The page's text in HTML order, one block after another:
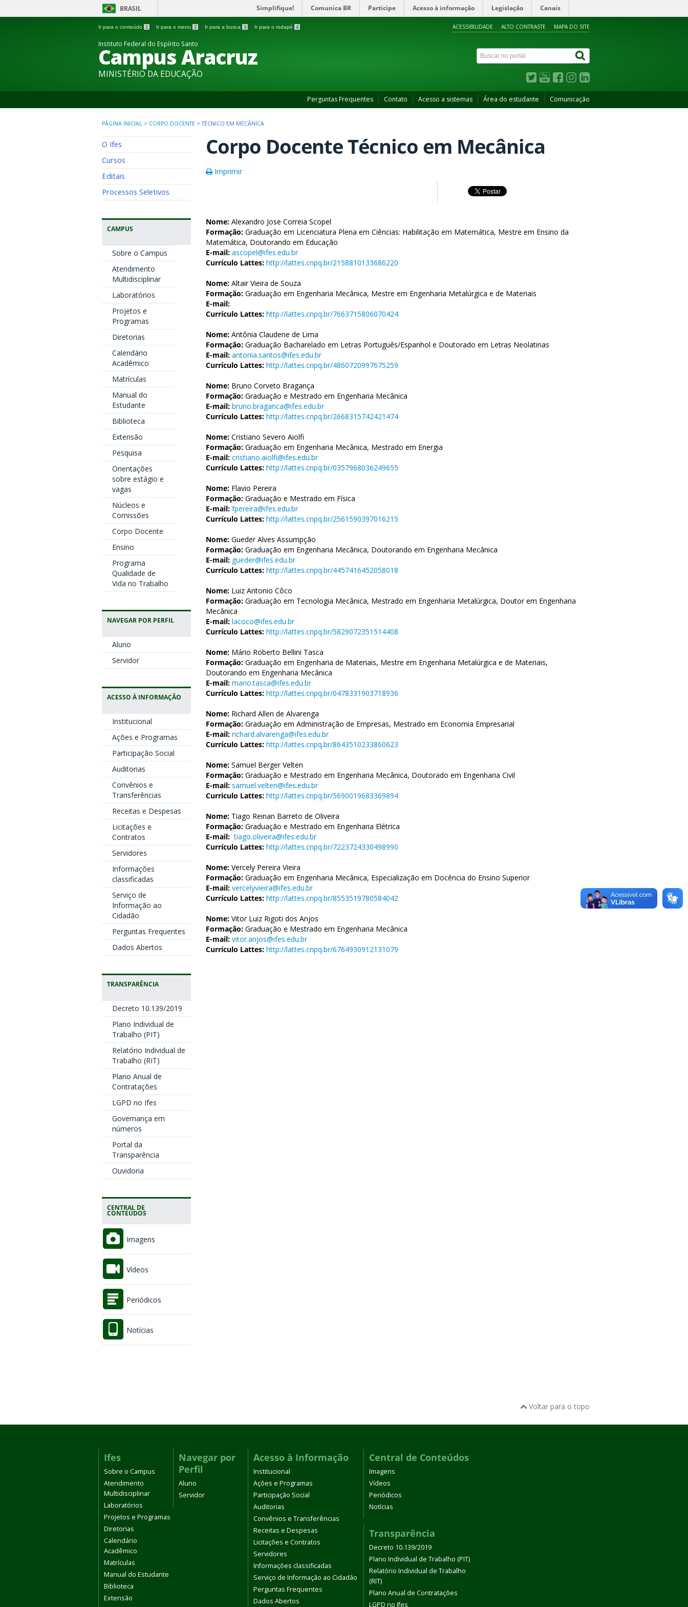
BRASIL Simplifique! Comunica BR Participe Acesso à informação Legislação Canais
Ir para o conteúdo 1 Ir para o menu 2 Ir para a busca 3 Ir para o rodapé 4 ACESSIBILIDADE ALTO CONTRASTE MAPA DO SITE
Instituto Federal do Espírito Santo
Campus Aracruz
MINISTÉRIO DA EDUCAÇÃO
Perguntas Frequentes Contato Acesso a sistemas Área do estudante Comunicação
PÁGINA INICIAL > CORPO DOCENTE >TÉCNICO EM MECÂNICA
O Ifes
Cursos
Editais
Processos Seletivos
CAMPUS
Sobre o Campus
Atendimento
Multidisciplinar
Laboratórios
Projetos e
Programas
Diretorias
Calendário
Acadêmico
Matrículas
Manual do
Estudante
Biblioteca
Extensão
Pesquisa
Orientações
sobre estágio e
vagas
Núcleos e
Comissões
Corpo Docente
Ensino
Programa
Qualidade de
Vida no Trabalho
NAVEGAR POR PERFIL
Aluno
Servidor
ACESSO À INFORMAÇÃO
Institucional
Ações e Programas
Participação Social
Auditorias
Convênios e
Transferências
Receitas e Despesas
Licitações e
Contratos
Servidores
Informações
classificadas
Serviço de
Informação ao
Cidadão
Perguntas Frequentes
Dados Abertos
TRANSPARÊNCIA
Decreto 10.139/2019
Plano Individual de
Trabalho (PIT)
Relatório Individual de
Trabalho (RIT)
Plano Anual de
Contratações
LGPD no Ifes
Governança em
números
Portal da
Transparência
Ouvidoria
CENTRAL DE
CONTEÚDOS
Imagens
Vídeos
Periódicos
Notícias
Corpo Docente Técnico em Mecânica
Imprimir
Nome: Alexandro Jose Correia Scopel
Formação: Graduação em Licenciatura Plena em Ciências: Habilitação em Matemática, Mestre em Ensino da
Matemática, Doutorando em Educação
E-mail: ascopel@ifes.edu.br
Currículo Lattes: http://lattes.cnpq.br/2158810133686220
Nome: Altair Vieira de Souza
Formação: Graduação em Engenharia Mecânica, Mestre em Engenharia Metalúrgica e de Materiais
E-mail:
Currículo Lattes: http://lattes.cnpq.br/7663715806070424
Nome: Antônia Claudene de Lima
Formação: Graduação Bacharelado em Letras Português/Espanhol e Doutorado em Letras Neolatinas
E-mail: antonia.santos@ifes.edu.br
Currículo Lattes: http://lattes.cnpq.br/4860720997675259
Nome: Bruno Corveto Bragança
Formação: Graduação e Mestrado em Engenharia Mecânica
E-mail: bruno.braganca@ifes.edu.br
Currículo Lattes: http://lattes.cnpq.br/2668315742421474
Nome: Cristiano Severo Aiolfi
Formação: Graduação em Engenharia Mecânica, Mestrado em Energia
E-mail: cristiano.aiolfi@ifes.edu.br
Currículo Lattes: http://lattes.cnpq.br/0357968036249655
Nome: Flavio Pereira
Formação: Graduação e Mestrado em Física
E-mail: fpereira@ifes.edu.br
Currículo Lattes: http://lattes.cnpq.br/2561590397016215
Nome: Gueder Alves Assumpção
Formação: Graduação em Engenharia Mecânica, Doutorando em Engenharia Mecânica
E-mail: gueder@ifes.edu.br
Currículo Lattes: http://lattes.cnpq.br/4457416452058018
Nome: Luiz Antonio Côco
Formação: Graduação em Tecnologia Mecânica, Mestrado em Engenharia Metalúrgica, Doutor em Engenharia
Mecânica
E-mail: lacoco@ifes.edu.br
Currículo Lattes: http://lattes.cnpq.br/5829072351514408
Nome: Mário Roberto Bellini Tasca
Formação: Graduação em Engenharia de Materiais, Mestre em Engenharia Metalúrgica e de Materiais,
Doutorando em Engenharia Mecânica
E-mail: mario.tasca@ifes.edu.br
Currículo Lattes: http://lattes.cnpq.br/0478331903718936
Nome: Richard Allen de Alvarenga
Formação: Graduação em Administração de Empresas, Mestrado em Economia Empresarial
E-mail: richard.alvarenga@ifes.edu.br
Currículo Lattes: http://lattes.cnpq.br/8643510233860623
Nome: Samuel Berger Velten
Formação: Graduação e Mestrado em Engenharia Mecânica, Doutorado em Engenharia Civil
E-mail: samuel.velten@ifes.edu.br
Curriculo Lattes: http://lattes.cnpq.br/5690019683369894
Nome: Tiago Reinan Barreto de Oliveira
Formação: Graduação e Mestrado em Engenharia Elétrica
E-mail: tiago.oliveira@ifes.edu.br
Currículo Lattes: http://lattes.cnpq.br/7223724330498990
Nome: Vercely Pereira Vieira
Formação: Graduação em Engenharia Mecânica, Especialização em Docência do Ensino Superior
E-mail: vercelyvieira@ifes.edu.br
Currículo Lattes: http://lattes.cnpq.br/8553519780584042
Nome: Vitor Luiz Rigoti dos Anjos
Formação: Graduação e Mestrado em Engenharia Mecânica
E-mail: vitor.anjos@ifes.edu.br
Currículo Lattes: http://lattes.cnpq.br/6764930912131079
Voltar para o topo
Ifes
Sobre o Campus
Atendimento
Multidisciplinar
Laboratórios
Projetos e Programas
Diretorias
Calendário
Acadêmico
Matrículas
Manual do Estudante
Biblioteca
Extensão
Navegar por
Perfil
Aluno
Servidor
Acesso à Informação
Institucional
Ações e Programas
Participação Social
Auditorias
Convênios e Transferências
Receitas e Despesas
Licitações e Contratos
Servidores
Informações classificadas
Serviço de Informação ao Cidadão
Perguntas Frequentes
Dados Abertos
Central de Conteúdos
Imagens
Vídeos
Periódicos
Notícias
Transparência
Decreto 10.139/2019
Plano Individual de Trabalho (PIT)
Relatório Individual de Trabalho
(RIT)
Plano Anual de Contratações
LGPD no Ifes